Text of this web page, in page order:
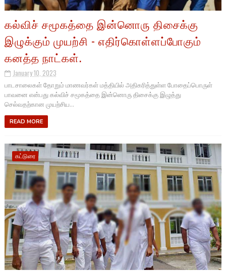
கல்விச் சமூகத்தை இன்னொரு திசைக்கு
இழுக்கும் முயற்சி - எதிர்கொள்ளப்போகும்
கனத்த நாட்கள்.
January 10, 2023
பாடசாலைகள் தோறும் மாணவர்கள் மத்தியில் அதிகரித்துள்ள போதைப்பொருள்
பாவனை என்பது கல்விச் சமூகத்தை இன்னொரு திசைக்கு இழுத்து
செல்வதற்கான முயற்சிய...
READ MORE
கட்டுரை